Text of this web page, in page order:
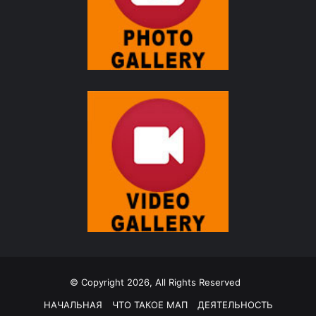
© Copyright 2026, All Rights Reserved
НАЧАЛЬНАЯ
ЧТО ТАКОЕ МАП ДЕЯТЕЛЬНОСТЬ